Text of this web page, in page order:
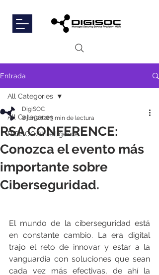
Entrada
All Categories
DIGISOC®Intelligence
All Categories
RSA CONFERENCE:
Conozca el evento más
importante sobre
Ciberseguridad.
DigiSOC
8 jun 20223 min de lectura
El mundo de la ciberseguridad está
en constante cambio. La era digital
trajo el reto de innovar y estar a la
vanguardia con soluciones que sean
cada vez más efectivas, de ahí la